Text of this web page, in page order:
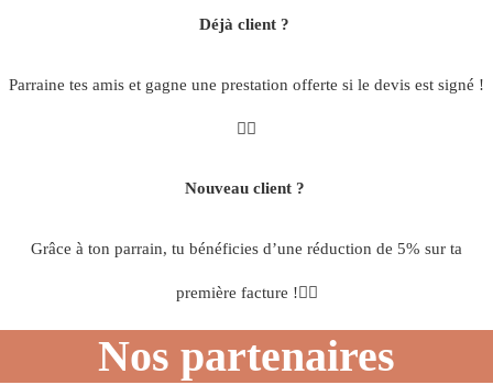
Déjà client ?
Parraine tes amis et gagne une prestation offerte si le devis est signé !
👌🏼
Nouveau client ?
Grâce à ton parrain, tu bénéficies d’une réduction de 5% sur ta
première facture !✌🏼
Nos partenaires